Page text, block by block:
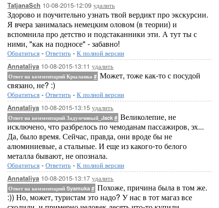
TatjanaSch 10-08-2015-12:09 удалить
Здорово и поучительно узнать твой вердикт про экскурсии.
Я вчера занималась немецким оловом (в теории) и
вспомнила про детство и подстаканники эти. А тут ты с
ними, "как на подносе" - забавно!
Обратиться - Ответить - К полной версии
Annataliya 10-08-2015-13:11 удалить
Ответ на комментарий Крыланка # Может, тоже как-то с посудой
связано, не? :)
Обратиться - Ответить - К полной версии
Annataliya 10-08-2015-13:15 удалить
Ответ на комментарий Задумчивый_Jack # Великолепие, не
исключено, что разбрелось по чемоданам пассажиров, эх...
Да, было время. Сейчас, правда, они вроде бы не
алюминиевые, а стальные. И еще из какого-то белого
металла бывают, не опознала.
Обратиться - Ответить - К полной версии
Annataliya 10-08-2015-13:17 удалить
Ответ на комментарий Syamuka # Похоже, причина была в том же.
:)) Но, может, туристам это надо? У нас в тот магаз все